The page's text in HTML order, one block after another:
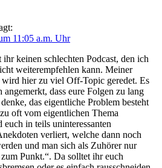
11:05 a.m. Uhr
ihr keinen schlechten Podcast, den ich
weiterempfehlen kann. Meiner
hier zu viel Off-Topic geredet. Es
angemerkt, dass eure Folgen zu lang
das eigentliche Problem besteht
oft vom eigentlichen Thema
euch in teils uninteressanten
verliert, welche dann noch
und man sich als Zuhörer nur
Punkt.“. Da solltet ihr euch